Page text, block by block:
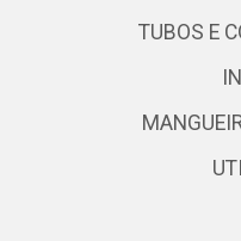
TUBOS E